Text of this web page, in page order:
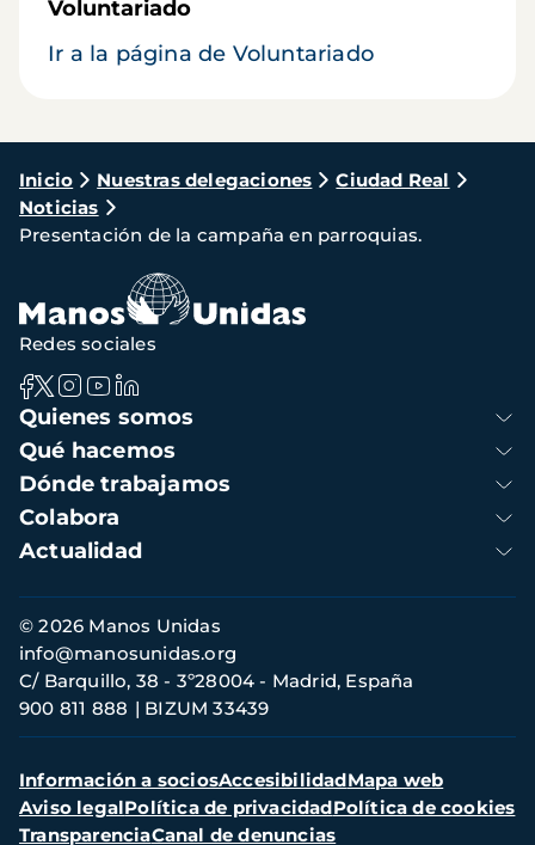
Voluntariado
Ir a la página de Voluntariado
Ruta
de
navegación
Inicio Nuestras delegaciones
Ciudad Real
Noticias
Presentación de la campaña en parroquias.
Navegación
principal
Quienes somos
Qué hacemos
Dónde trabajamos
Colabora
Actualidad
Redes sociales
Información
de
contacto
© 2026 Manos Unidas
C/ Barquillo, 38 - 3º28004 - Madrid, España
900 811 888
BIZUM 33439
info@manosunidas.org
Menú
secundario
Información a sociosAccesibilidadMapa web
Aviso legalPolítica de privacidadPolítica de cookies
TransparenciaCanal de denuncias